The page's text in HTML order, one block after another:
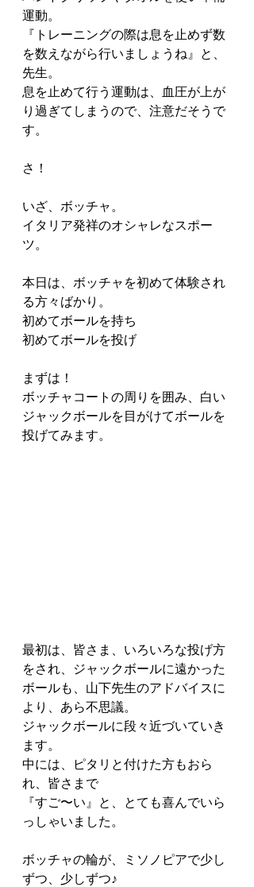
運動。
『トレーニングの際は息を止めず数
を数えながら行いましょうね』と、
先生。
息を止めて行う運動は、血圧が上が
り過ぎてしまうので、注意だそうで
す。
さ！
いざ、ボッチャ。
イタリア発祥のオシャレなスポー
ツ。
本日は、ボッチャを初めて体験され
る方々ばかり。
初めてボールを持ち
初めてボールを投げ
まずは！
ボッチャコートの周りを囲み、白い
ジャックボールを目がけてボールを
投げてみます。
最初は、皆さま、いろいろな投げ方
をされ、ジャックボールに遠かった
ボールも、山下先生のアドバイスに
より、あら不思議。
ジャックボールに段々近づいていき
ます。
中には、ピタリと付けた方もおら
れ、皆さまで
『すご〜い』と、とても喜んでいら
っしゃいました。
ボッチャの輪が、ミソノピアで少し
ずつ、少しずつ♪